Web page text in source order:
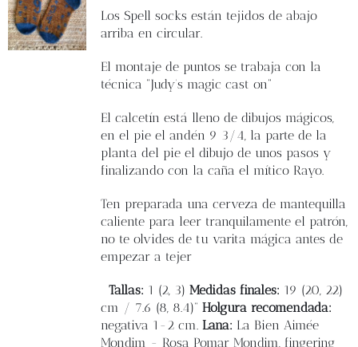
Blog
Carrito
Mi cuenta
Los Spell socks están tejidos de abajo
arriba en circular.
El montaje de puntos se trabaja con la
técnica "Judy’s magic cast on"
El calcetín está lleno de dibujos mágicos,
en el pie el andén 9 3⁄4, la parte de la
planta del pie el dibujo de unos pasos y
finalizando con la caña el mítico Rayo.
Ten preparada una cerveza de mantequilla
caliente para leer tranquilamente el patrón,
no te olvides de tu varita mágica antes de
empezar a tejer
Tallas: 1 (2, 3) Medidas finales: 19 (20, 22)
cm / 7.6 (8, 8.4)” Holgura recomendada:
negativa 1-2 cm. Lana: La Bien Aimée
Mondim - Rosa Pomar Mondim, fingering